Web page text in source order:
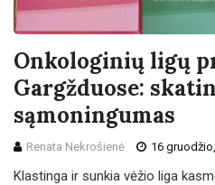
Onkologinių ligų
Gargžduose:
sąmoningumas
Renata Nekrošienė 16
Klastinga ir sunkia vėžio liga